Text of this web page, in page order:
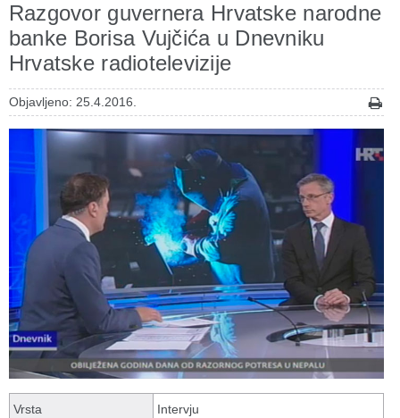
Razgovor guvernera Hrvatske narodne
banke Borisa Vujčića u Dnevniku
Hrvatske radiotelevizije
Objavljeno: 25.4.2016.
Vrsta Intervju